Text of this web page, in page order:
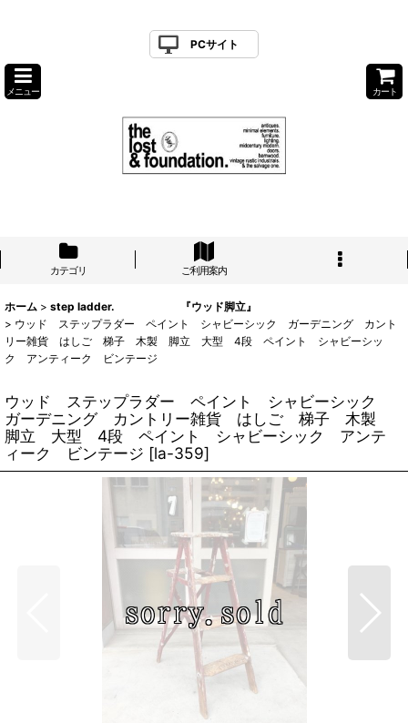
PCサイト
メニュー カート
カテゴリ ご利用案内
ホーム > step ladder. 『ウッド脚立』
> ウッド ステップラダー ペイント シャビーシック ガーデニング カント
リー雑貨 はしご 梯子 木製 脚立 大型 4段 ペイント シャビーシッ
ク アンティーク ビンテージ
ウッド ステップラダー ペイント シャビーシック
ガーデニング カントリー雑貨 はしご 梯子 木製
脚立 大型 4段 ペイント シャビーシック アンテ
ィーク ビンテージ [la-359]